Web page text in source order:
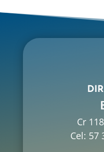
Cr
Cel: 57